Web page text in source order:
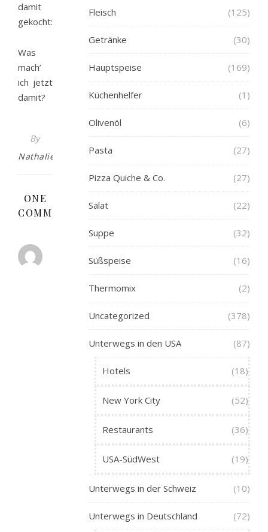
damit
gekocht:
Was
mach’
ich jetzt
damit?
By
Nathalie
ONE
COMMENT
2008 AT 18:26
@ostwestwind
Fleisch (125)
Getränke (30)
Hauptspeise (169)
Küchenhelfer (1)
Olivenöl (6)
Pasta (27)
Pizza Quiche & Co. (27)
Salat (22)
Suppe (32)
Süßspeise (16)
Thermomix (2)
Uncategorized (378)
Unterwegs in den USA (87)
Hotels (18)
New York City (52)
Restaurants (36)
USA-SüdWest (19)
Unterwegs in der Schweiz (10)
Unterwegs in Deutschland (72)